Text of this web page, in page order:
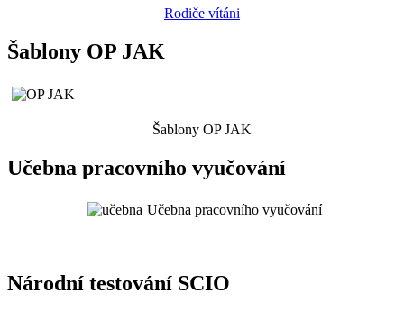
Rodiče vítáni
Šablony OP JAK
Šablony OP JAK
Učebna pracovního vyučování
Učebna pracovního vyučování
Národní testování SCIO